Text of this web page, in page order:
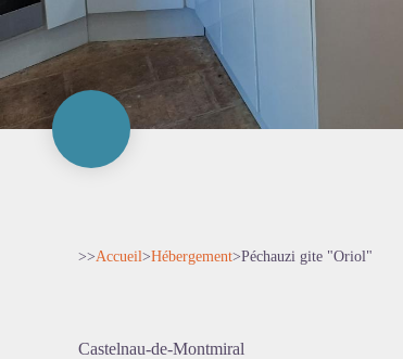
>>Accueil>Hébergement>Péchauzi gite "Oriol"
Castelnau-de-Montmiral